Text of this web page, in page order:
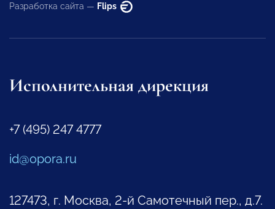
Разработка сайта — Flips
Исполнительная дирекция
+7 (495) 247 4777
id@opora.ru
127473, г. Москва, 2-й Самотечный пер., д.7.